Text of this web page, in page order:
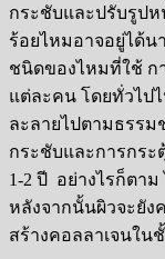
กระชับและปรับรูปห
ร้อยไหมอาจอยู่ได้น
ชนิดของไหมที่ใช้ ก
แต่ละคน โดยทั่วไป
ละลายไปตามธรรม
กระชับและการกระ
1-2 ปี อย่างไรก็ตาม
หลังจากนั้นผิวจะยัง
สร้างคอลลาเจนใน